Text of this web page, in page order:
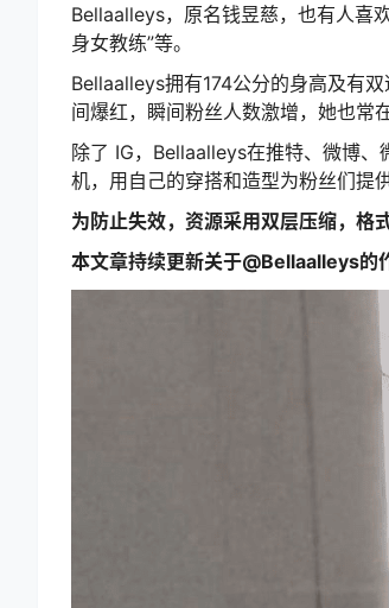
Bellaalleys，原名钱昱慈，也有人喜
身女教练”等。
Bellaalleys拥有174公分的身高及有
间爆红，瞬间粉丝人数激增，她也常
除了 IG，Bellaalleys在推特、微博
机，用自己的穿搭和造型为粉丝们提供
为防止失效，资源采用双层压缩，格
本文章持续更新关于@Bellaalleys的